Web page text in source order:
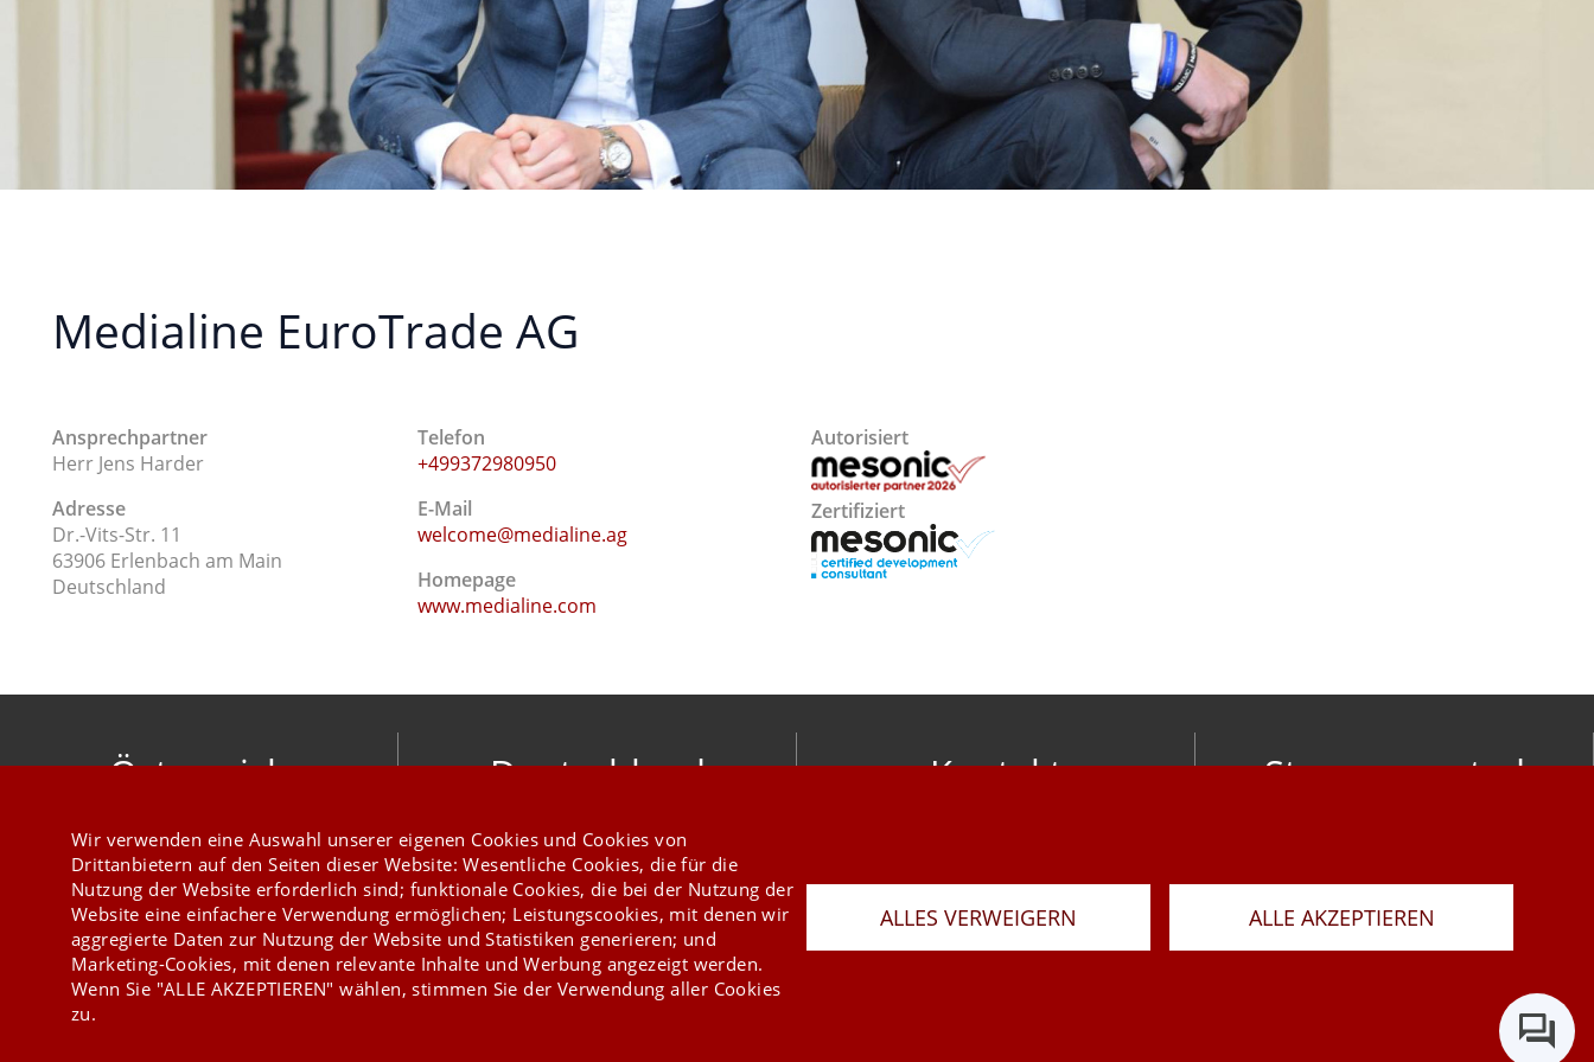
Medialine EuroTrade AG
Ansprechpartner
Herr Jens Harder
Adresse
Dr.-Vits-Str. 11
63906 Erlenbach am Main
Deutschland
Telefon
+499372980950
E-Mail
welcome@medialine.ag
Homepage
www.medialine.com
Autorisiert
Zertifiziert
Österreich
m.b.h.
Herzog-Friedrich-Platz 1 3001 Mauerbach
+43 1 970 300
Deutschland
Hirschberger Str. 18 27383 Scheeßel
+49 4263 9390 0
Kontakt Stay connected
Wir verwenden eine Auswahl unserer eigenen Cookies und Cookies von
Drittanbietern auf den Seiten dieser Website: Wesentliche Cookies, die für die
Nutzung der Website erforderlich sind; funktionale Cookies, die bei der Nutzung der
Website eine einfachere Verwendung ermöglichen; Leistungscookies, mit denen wir
aggregierte Daten zur Nutzung der Website und Statistiken generieren; und
Marketing-Cookies, mit denen relevante Inhalte und Werbung angezeigt werden.
Wenn Sie "ALLE AKZEPTIEREN" wählen, stimmen Sie der Verwendung aller Cookies
zu.
ALLES VERWEIGERN ALLE AKZEPTIEREN